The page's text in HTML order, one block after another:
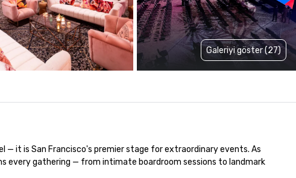
Galeriyi göster (27)
— it is San Francisco's premier stage for extraordinary events. As
every gathering — from intimate boardroom sessions to landmark